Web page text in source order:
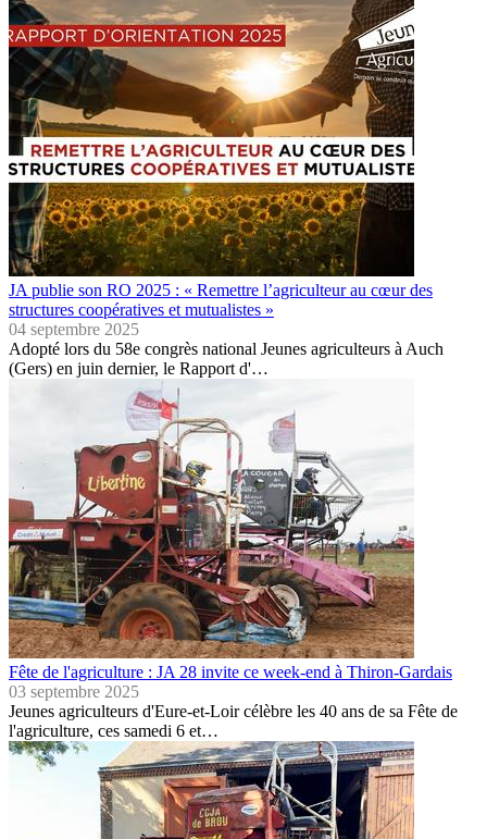
JA publie son RO 2025 : « Remettre l’agriculteur au cœur des
structures coopératives et mutualistes »
04 septembre 2025
Adopté lors du 58e congrès national Jeunes agriculteurs à Auch
(Gers) en juin dernier, le Rapport d'…
Fête de l'agriculture : JA 28 invite ce week-end à Thiron-Gardais
03 septembre 2025
Jeunes agriculteurs d'Eure-et-Loir célèbre les 40 ans de sa Fête de
l'agriculture, ces samedi 6 et…